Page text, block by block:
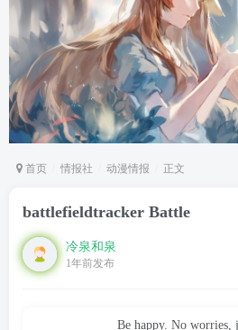
首页 情报社 动漫情报 正文
battlefieldtracker Battle
冷泉和泉
1年前发布
Be happy. No worries,